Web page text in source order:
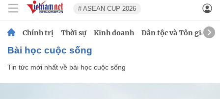
# ASEAN CUP 2026
Chính trị Thời sự Kinh doanh Dân tộc và Tôn giáo
bài học cuộc sống
Tin tức mới nhất về bài học cuộc sống